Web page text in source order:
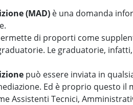
(MAD) è una domanda
di proporti come
Le graduatorie,
può essere inviata in
Ed è proprio questo
Assistenti Tecnici,